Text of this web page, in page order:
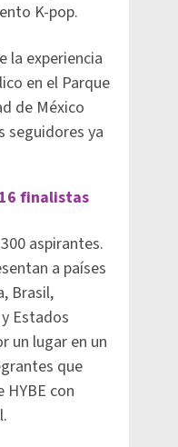
K-pop.
la experiencia
en el Parque
de México
seguidores ya
finalistas
aspirantes.
a países
Brasil,
Estados
un lugar en un
que
con